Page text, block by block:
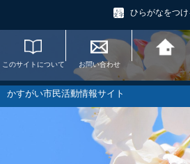
ひらがなをつけ
このサイトについて お問い合わせ
かすがい市民活動
報サイトへ戻る
かすがい市民活動情報サイト